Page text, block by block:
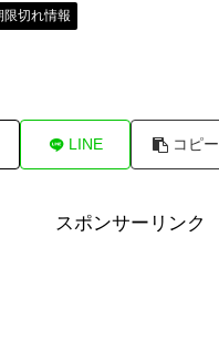
限切れ情報
LINE コピー
スポンサーリンク